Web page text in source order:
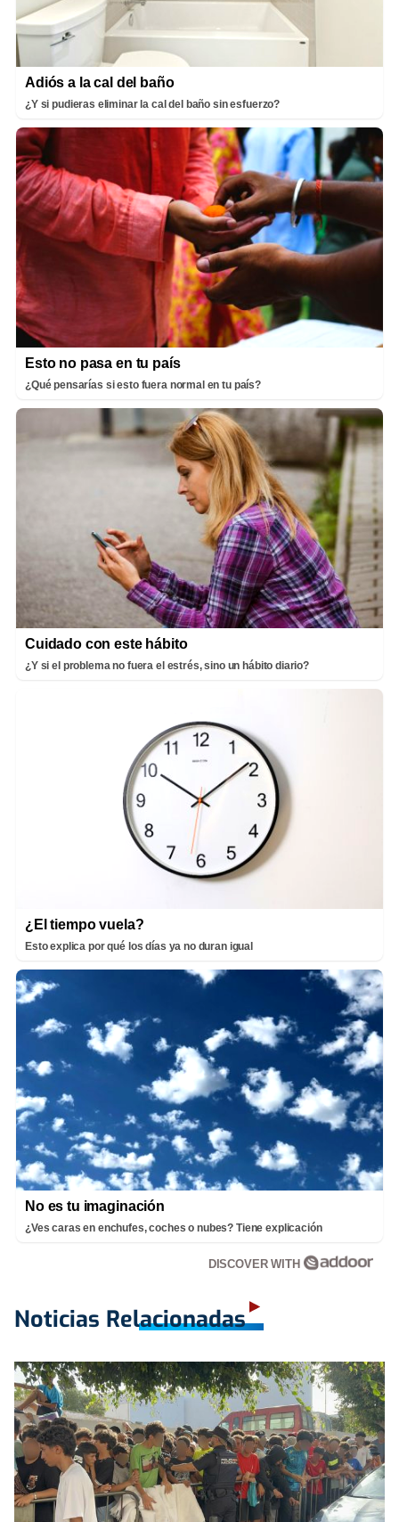
Adiós a la cal del baño
¿Y si pudieras eliminar la cal del baño sin esfuerzo?
Esto no pasa en tu país
¿Qué pensarías si esto fuera normal en tu país?
Cuidado con este hábito
¿Y si el problema no fuera el estrés, sino un hábito diario?
¿El tiempo vuela?
Esto explica por qué los días ya no duran igual
No es tu imaginación
¿Ves caras en enchufes, coches o nubes? Tiene explicación
DISCOVER WITH
Noticias Relacionadas